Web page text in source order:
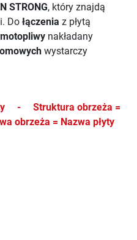
STRONG, który znajdą
Do łączenia z płytą
nakładany
wystarczy
- Struktura obrzeża =
obrzeża = Nazwa płyty